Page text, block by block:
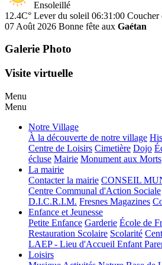
Ensoleillé
12.4C° Lever du soleil 06:31:00 Coucher
07 Août 2026 Bonne fête aux Gaétan
Galerie Photo
Visite virtuelle
Menu
Menu
Notre Village
À la découverte de notre village
Centre de Loisirs Cimetière Dojo
écluse Mairie Monument aux Morts
La mairie
Contacter la mairie CONSEIL
Centre Communal d'Action Sociale
D.I.C.R.I.M. Fresnes Magazines
Enfance et Jeunesse
Petite Enfance Garderie École de
Restauration Scolaire Scolarité
LAEP - Lieu d'Accueil Enfant
Loisirs